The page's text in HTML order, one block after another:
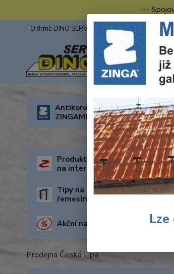
---
O firmě DINO SERVIS s.r.o. ZINGA
Antikorozní nátěry
ZINGAMETALL
Produkty za nejnižší cenu
na internetu
Tipy na dárky pro kutily a
řemeslníky
Akční nabídka
Prodejna Česká Lípa